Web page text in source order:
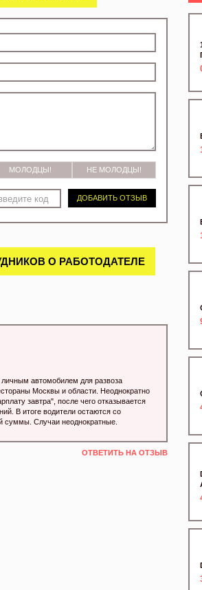
МОЛОДЦЫ! НЕ МОЛОДЦЫ!
ДОБАВИТЬ ОТЗЫВ
О РАБОТОДАТЕЛЕ
автомобилем для развоза
Москвы и области. Неоднократно
завтра", после чего отказывается
В итоге водители остаются со
суммы. Случаи неоднократные.
ОТВЕТИТЬ НА ОТЗЫВ